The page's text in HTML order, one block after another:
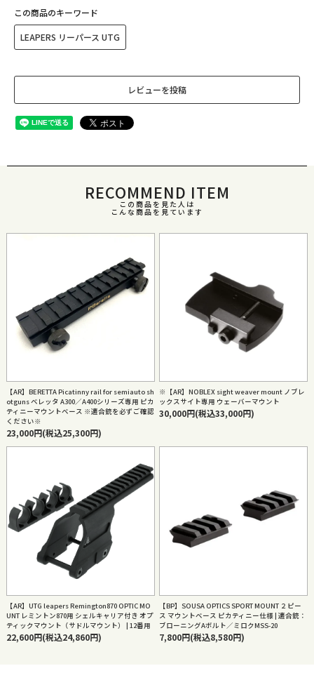
この商品のキーワード
LEAPERS リーパース UTG
レビューを投稿
RECOMMEND ITEM
この商品を見た人は
こんな商品を見ています
【AR】BERETTA Picatinny rail for semiauto sh
otguns ベレッタ A300／A400シリーズ専用 ピカ
ティニーマウントベース ※適合銃を必ずご確認
ください※
23,000円(税込25,300円)
※【AR】NOBLEX sight weaver mount ノブレ
ックスサイト専用 ウェーバーマウント
30,000円(税込33,000円)
【AR】UTG leapers Remington870 OPTIC MO
UNT レミントン870用 シェルキャリア付き オプ
ティックマウント（サドルマウント） | 12番用
22,600円(税込24,860円)
【BP】SOUSA OPTICS SPORT MOUNT ２ピー
ス マウントベース ピカティニー仕様 | 適合銃：
ブローニングAボルト／ミロクMSS-20
7,800円(税込8,580円)